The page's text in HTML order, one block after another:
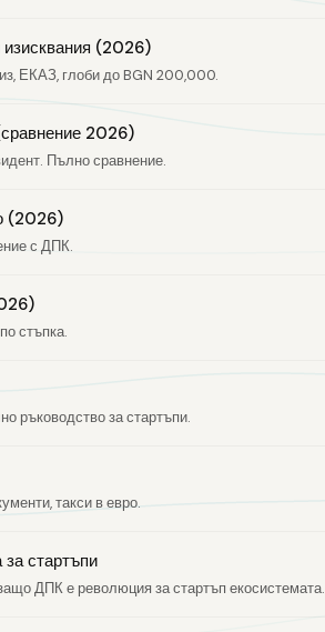
изисквания (2026)
ЕКАЗ, глоби до BGN 200,000.
2026)
Пълно сравнение.
(2026)
с ДПК.
стъпка.
ръководство за стартъпи.
такси в евро.
стартъпи
ДПК е революция за стартъп екосистемата.